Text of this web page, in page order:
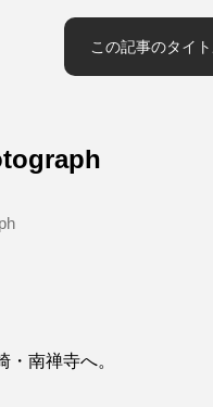
この記事のタイ
・南禅寺へ。